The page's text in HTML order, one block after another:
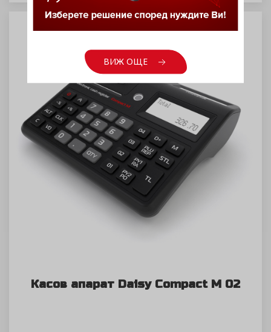
Касов апарат Daisy Compact M 02
ВИЖ ОЩЕ